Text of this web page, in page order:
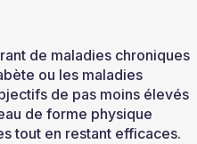
de maladies chroniques
ou les maladies
de pas moins élevés
de forme physique
tout en restant efficaces.